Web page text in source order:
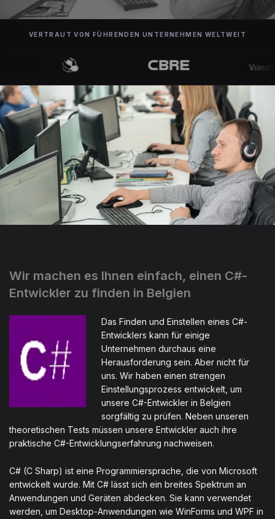
VERTRAUT VON FÜHRENDEN UNTERNEHMEN WELTWEIT
Wir machen es Ihnen einfach, einen C#-
Entwickler zu finden in Belgien
Das Finden und Einstellen eines C#-
Entwicklers kann für einige
Unternehmen durchaus eine
Herausforderung sein. Aber nicht für
uns. Wir haben einen strengen
Einstellungsprozess entwickelt, um
unsere C#-Entwickler in Belgien
sorgfältig zu prüfen. Neben unseren
theoretischen Tests müssen unsere Entwickler auch ihre
praktische C#-Entwicklungserfahrung nachweisen.
C# (C Sharp) ist eine Programmiersprache, die von Microsoft
entwickelt wurde. Mit C# lässt sich ein breites Spektrum an
Anwendungen und Geräten abdecken. Sie kann verwendet
werden, um Desktop-Anwendungen wie WinForms und WPF in